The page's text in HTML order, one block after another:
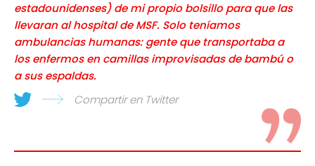
estadounidenses) de mi propio bolsillo para que las
llevaran al hospital de MSF. Solo teníamos
ambulancias humanas: gente que transportaba a
los enfermos en camillas improvisadas de bambú o
a sus espaldas.
Compartir en Twitter